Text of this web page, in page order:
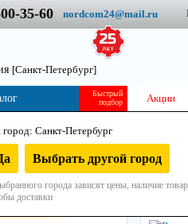
35-60 nordcom24@mail.ru
[Санкт-Петербург]
Санкт-Петербург
Выбрать другой город
города зависят цены, наличие
доставки
Быстрый
подбор
Акции
Инструмент Остнастно-расходный
для резцов и осевого
к резцам с мех.